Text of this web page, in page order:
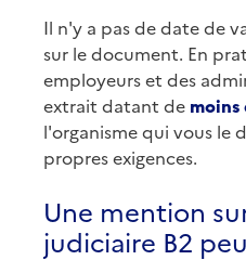
Il n'y a pas de date de
sur le document. En
employeurs et des
extrait datant de moins
l'organisme qui vous le
propres exigences.
Une mention
judiciaire B2